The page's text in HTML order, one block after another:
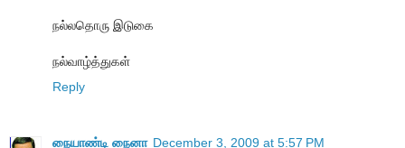
நல்லதொரு இடுகை
நல்வாழ்த்துகள்
Reply
நையாண்டி நைனா December 3, 2009 at 5:57 PM